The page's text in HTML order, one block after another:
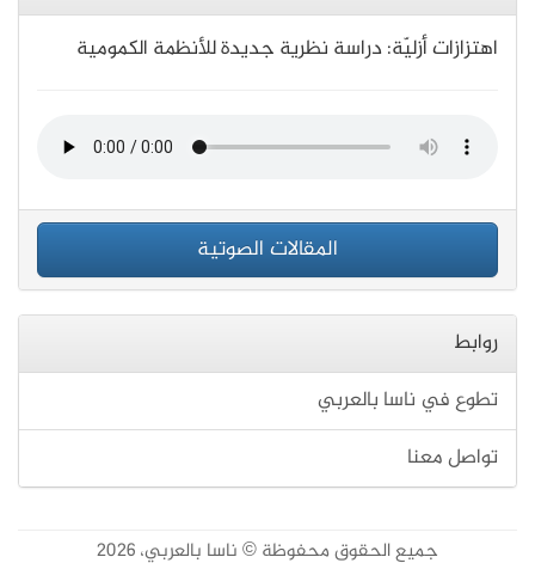
اهتزازات أزليّة: دراسة نظرية جديدة للأنظمة الكمومية
المقالات الصوتية
روابط
تطوع في ناسا بالعربي
تواصل معنا
جميع الحقوق محفوظة © ناسا بالعربي، 2026